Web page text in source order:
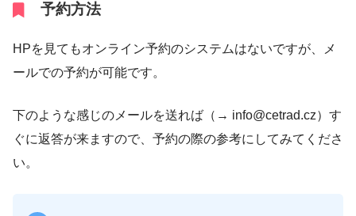
予約方法
HPを見てもオンライン予約のシステムはないですが、メ
ールでの予約が可能です。
下のような感じのメールを送れば（→ info@cetrad.cz）す
ぐに返答が来ますので、予約の際の参考にしてみてくださ
い。